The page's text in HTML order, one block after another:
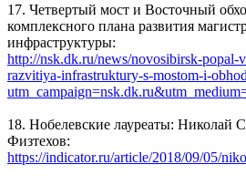
17. Четвертый мост и Восточный
комплексного плана развития
инфраструктуры:
http://nsk.dk.ru/news/novosibirsk-popal-
razvitiya-infrastruktury-s-mostom-i-
18. Нобелевские лауреаты: Николай
Физтехов:
https://indicator.ru/article/2018/09/05/